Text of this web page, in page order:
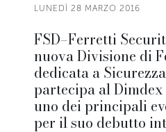
LUNEDÌ 28 MARZO 2016
FSD–Ferretti
nuova Divisione di
dedicata a
partecipa al
uno dei principali
per il suo debutto